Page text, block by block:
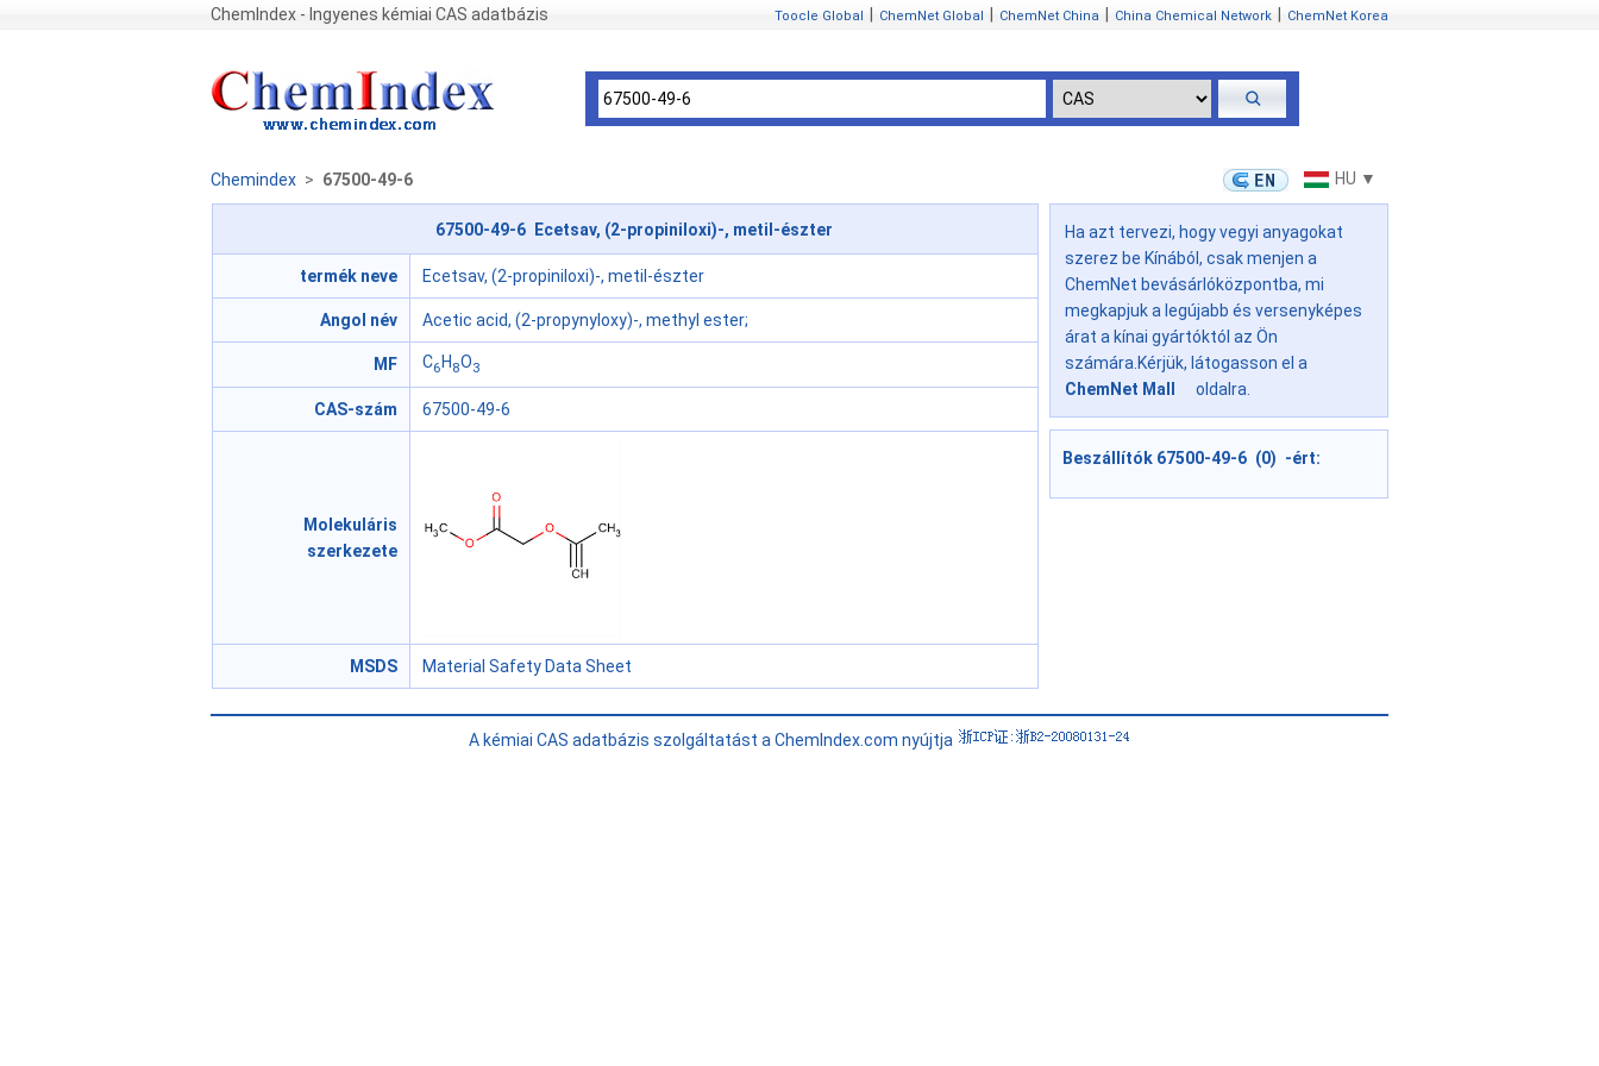
ChemIndex - Ingyenes kémiai CAS adatbázis Toocle Global ChemNet Global ChemNet China China Chemical Network ChemNet Korea
Chemindex > 67500-49-6 HU ▼
67500-49-6 Ecetsav, (2-propiniloxi)-, metil-észter
termék neve Ecetsav, (2-propiniloxi)-, metil-észter
Angol név Acetic acid, (2-propynyloxy)-, methyl ester;
MF C6 H 8O3
CAS-szám 67500-49-6
Molekuláris
szerkezete
MSDS Material Safety Data Sheet
Ha azt tervezi, hogy vegyi anyagokat
szerez be Kínából, csak menjen a
ChemNet bevásárlóközpontba, mi
megkapjuk a legújabb és versenyképes
árat a kínai gyártóktól az Ön
számára.Kérjük, látogasson el a
ChemNet Mall
oldalra.
Beszállítók 67500-49-6 (0) -ért:
A kémiai CAS adatbázis szolgáltatást a ChemIndex.com nyújtja